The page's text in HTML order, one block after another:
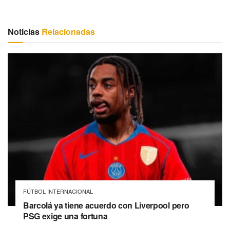
Noticias Relacionadas
FÚTBOL INTERNACIONAL
Barcolá ya tiene acuerdo con Liverpool pero
PSG exige una fortuna